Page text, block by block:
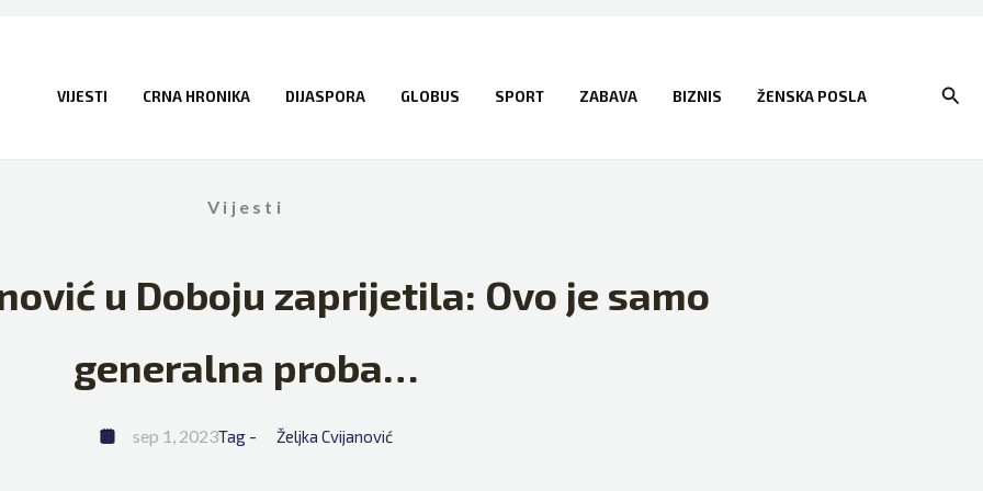
VIJESTI CRNA HRONIKA DIJASPORA GLOBUS SPORT ZABAVA BIZNIS ŽENSKA POSLA
Vijesti
u Doboju zaprijetila: Ovo je samo
generalna proba…
sep 1, 2023Tag - Željka Cvijanović